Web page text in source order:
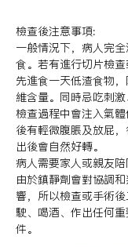
檢查後注意事項:
一般情況下，病人完
食。若有進行切片檢
先進食一天低渣食物
維含量。同時忌吃刺激
檢查過程中會注入氣
後有輕微腹脹及放屁
出後會自然好轉。
病人需要家人或親友陪
由於鎮靜劑會對協調
響，所以檢查或手術
駛、喝酒、作出任何
件。